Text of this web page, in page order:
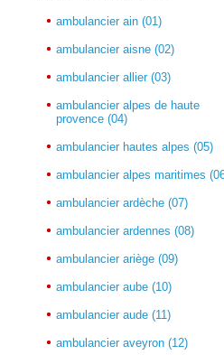
ambulancier ain (01)
ambulancier aisne (02)
ambulancier allier (03)
ambulancier alpes de haute
provence (04)
ambulancier hautes alpes (05)
ambulancier alpes maritimes
ambulancier ardèche (07)
ambulancier ardennes (08)
ambulancier ariège (09)
ambulancier aube (10)
ambulancier aude (11)
ambulancier aveyron (12)